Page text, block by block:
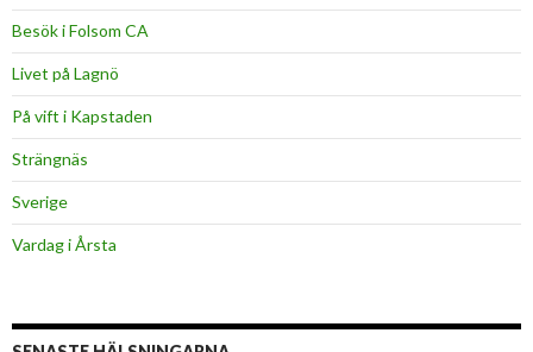
Besök i Folsom CA
Livet på Lagnö
På vift i Kapstaden
Strängnäs
Sverige
Vardag i Årsta